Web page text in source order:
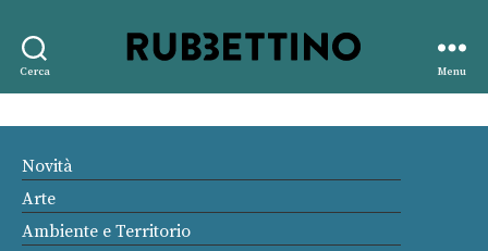
Cerca
editore
Menu
Novità
Arte
Ambiente e Territorio